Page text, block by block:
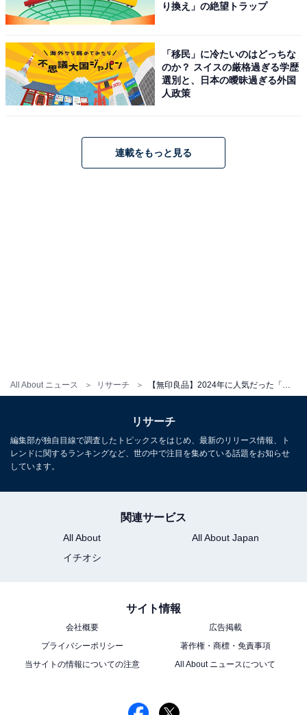
All About ニュース リサーチ
こちらもおすすめ
【無印良品】2024年に人気だった「カレー」ラ
ンキング！ 2位「素材を生かしたカレー グリー
ン」、1位は？
り換え」の絶望トラップ
「移民」に冷たいのはどっちな
のか？ スイスの厳格過ぎる学歴
選別と、日本の曖昧過ぎる外国
人政策
連載をもっと見る
リサーチ
編集部が独自目線で調査したトピックスをはじめ、最新のリリース情報、ト
レンドに関するランキングなど、世の中で注目を集めている話題をお知らせ
しています。
関連サービス
All About
All About Japan
イチオシ
サイト情報
会社概要
広告掲載
プライバシーポリシー
著作権・商標・免責事項
当サイトの情報についての注意
All About ニュースについて